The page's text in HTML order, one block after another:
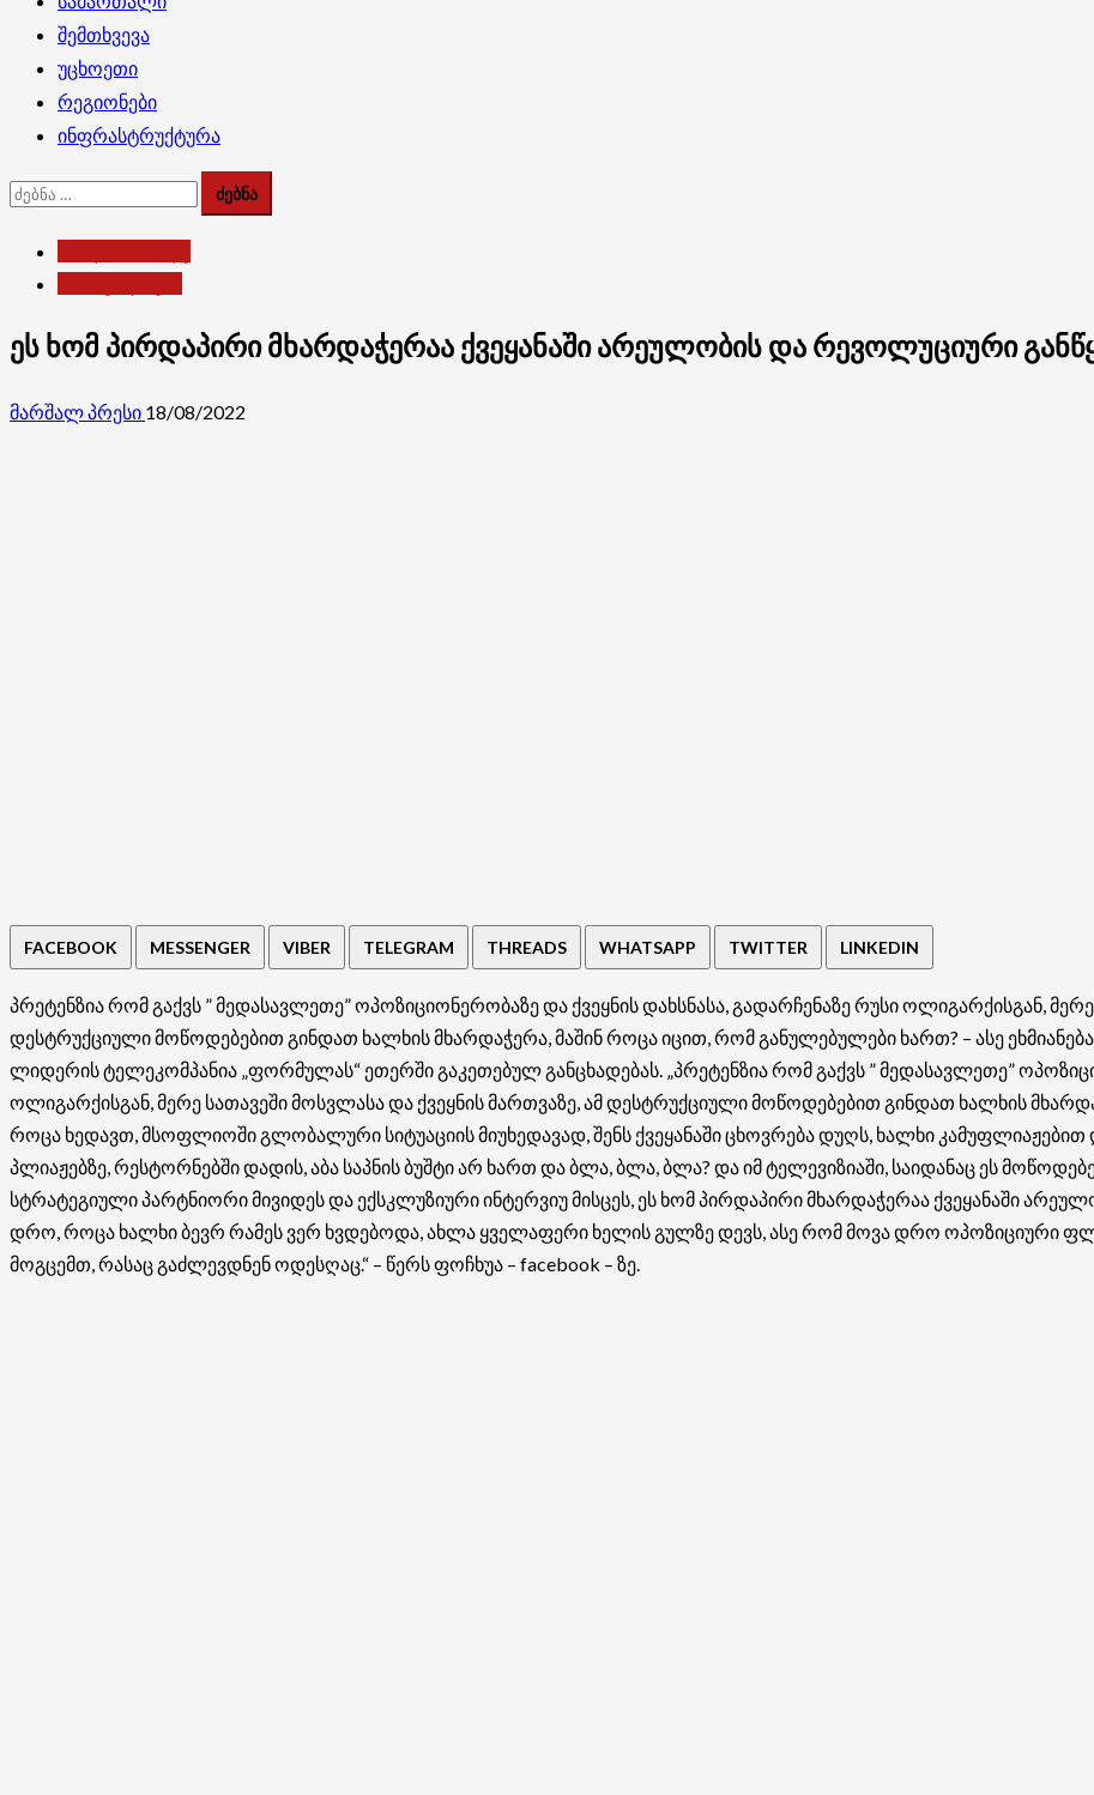
შემთხვევა
უცხოეთი
რეგიონები
ინფრასტრუქტურა
ძებნა:
ეს ხომ პირდაპირი მხარდაჭერაა ქვეყანაში არეულობის და რევოლუციური
მარშალ პრესი 18/08/2022
FACEBOOK MESSENGER VIBER TELEGRAM THREADS WHATSAPP TWITTER LINKEDIN
პრეტენზია რომ გაქვს ” მედასავლეთე” ოპოზიციონერობაზე და ქვეყნის დახსნასა, გადარჩენაზე რუსი ოლიგარქისგან,
დესტრუქციული მოწოდებებით გინდათ ხალხის მხარდაჭერა, მაშინ როცა იცით, რომ განულებულები ხართ? – ასე
ლიდერის ტელეკომპანია „ფორმულას“ ეთერში გაკეთებულ განცხადებას. „პრეტენზია რომ გაქვს ” მედასავლეთე”
ოლიგარქისგან, მერე სათავეში მოსვლასა და ქვეყნის მართვაზე, ამ დესტრუქციული მოწოდებებით გინდათ ხალხის
როცა ხედავთ, მსოფლიოში გლობალური სიტუაციის მიუხედავად, შენს ქვეყანაში ცხოვრება დუღს, ხალხი კამუფლიაჟებით
პლიაჟებზე, რესტორნებში დადის, აბა საპნის ბუშტი არ ხართ და ბლა, ბლა, ბლა? და იმ ტელევიზიაში, საიდანაც ეს
სტრატეგიული პარტნიორი მივიდეს და ექსკლუზიური ინტერვიუ მისცეს, ეს ხომ პირდაპირი მხარდაჭერაა ქვეყანაში
დრო, როცა ხალხი ბევრ რამეს ვერ ხვდებოდა, ახლა ყველაფერი ხელის გულზე დევს, ასე რომ მოვა დრო ოპოზიციური
მოგცემთ, რასაც გაძლევდნენ ოდესღაც.“ – წერს ფოჩხუა – facebook – ზე.